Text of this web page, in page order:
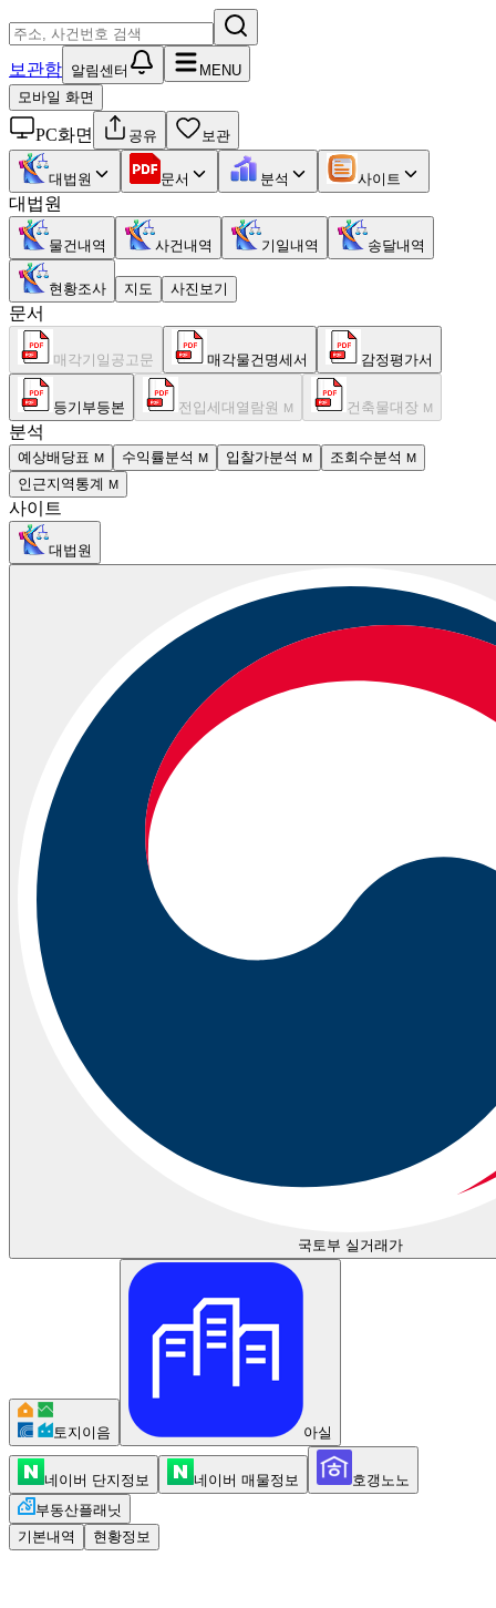
보관함 알림센터
MENU
모바일 화면
PC화면 공유 보관
대법원 문서 분석 사이트
대법원
물건내역 사건내역 기일내역 송달내역
현황조사 지도 사진보기
문서
매각기일공고문 매각물건명세서 감정평가서
등기부등본 전입세대열람원 M 건축물대장 M
분석
예상배당표 M 수익률분석 M 입찰가분석 M 조회수분석 M
인근지역통계 M
사이트
대법원
국토부 실거래가
토지이음 아실
네이버 단지정보 네이버 매물정보
호갱노노
부동산플래닛
기본내역
현황정보